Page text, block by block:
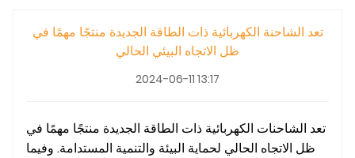
تعد الشاحنة الكهربائية ذات الطاقة الجديدة منتجًا مهمًا في
ظل الاتجاه البيئي الحالي
2024-06-11 13:17
تعد الشاحنات الكهربائية ذات الطاقة الجديدة منتجًا مهمًا في
ظل الاتجاه الحالي لحماية البيئة والتنمية المستدامة. وفيما